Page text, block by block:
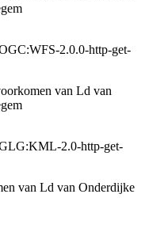
2.0.0-http-get-
van Ld van
2.0-http-get-
van Ld van Onderdijke